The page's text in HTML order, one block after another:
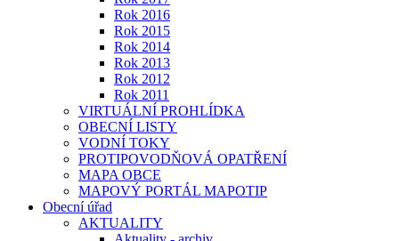
Rok 2016
Rok 2015
Rok 2014
Rok 2013
Rok 2012
Rok 2011
VIRTUÁLNÍ PROHLÍDKA
OBECNÍ LISTY
VODNÍ TOKY
PROTIPOVODŇOVÁ OPATŘENÍ
MAPA OBCE
MAPOVÝ PORTÁL MAPOTIP
Obecní úřad
AKTUALITY